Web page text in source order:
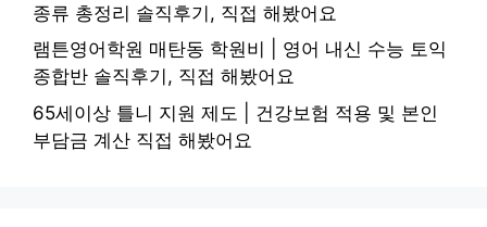
종류 총정리 솔직후기, 직접 해봤어요
램튼영어학원 매탄동 학원비 | 영어 내신 수능 토익
종합반 솔직후기, 직접 해봤어요
65세이상 틀니 지원 제도 | 건강보험 적용 및 본인
부담금 계산 직접 해봤어요